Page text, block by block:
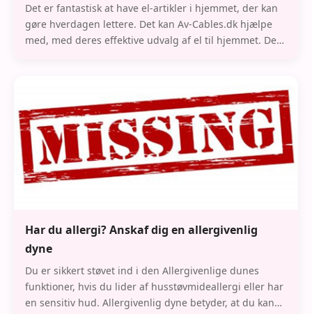
Det er fantastisk at have el-artikler i hjemmet, der kan
gøre hverdagen lettere. Det kan Av-Cables.dk hjælpe
med, med deres effektive udvalg af el til hjemmet. De
Har du allergi? Anskaf dig en allergivenlig
dyne
Du er sikkert støvet ind i den Allergivenlige dunes
funktioner, hvis du lider af husstøvmideallergi eller har
en sensitiv hud. Allergivenlig dyne betyder, at du kan